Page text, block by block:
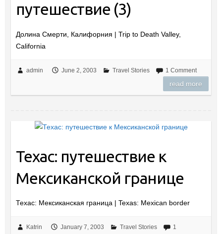
путешествие (3)
Долина Смерти, Калифорния | Trip to Death Valley,
California
admin June 2, 2003 Travel Stories 1 Comment
read more
Техас: путешествие к
Мексиканской границе
Техас: Мексиканская граница | Texas: Mexican border
Katrin January 7, 2003 Travel Stories
1